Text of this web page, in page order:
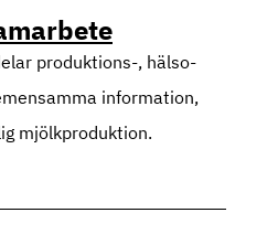
produktions-, hälso-
information,
mjölkproduktion.